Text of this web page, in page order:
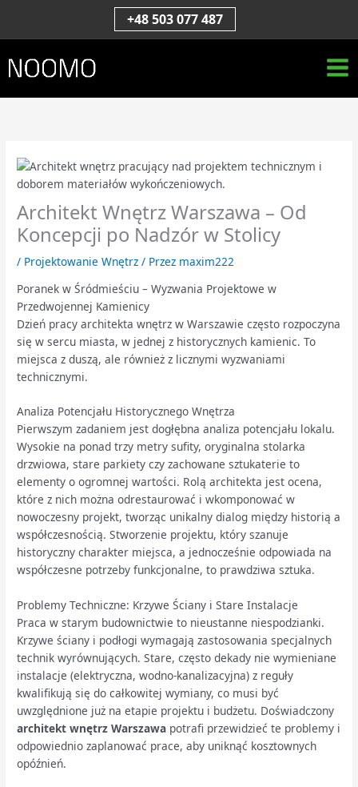
treści
+48 503 077 487
Architekt Wnętrz Warszawa – Od
Koncepcji po Nadzór w Stolicy
/ Projektowanie Wnętrz / Przez maxim222
Poranek w Śródmieściu – Wyzwania Projektowe w
Przedwojennej Kamienicy
Dzień pracy architekta wnętrz w Warszawie często rozpoczyna
się w sercu miasta, w jednej z historycznych kamienic. To
miejsca z duszą, ale również z licznymi wyzwaniami
technicznymi.
Analiza Potencjału Historycznego Wnętrza
Pierwszym zadaniem jest dogłębna analiza potencjału lokalu.
Wysokie na ponad trzy metry sufity, oryginalna stolarka
drzwiowa, stare parkiety czy zachowane sztukaterie to
elementy o ogromnej wartości. Rolą architekta jest ocena,
które z nich można odrestaurować i wkomponować w
nowoczesny projekt, tworząc unikalny dialog między historią a
współczesnością. Stworzenie projektu, który szanuje
historyczny charakter miejsca, a jednocześnie odpowiada na
współczesne potrzeby funkcjonalne, to prawdziwa sztuka.
Problemy Techniczne: Krzywe Ściany i Stare Instalacje
Praca w starym budownictwie to nieustanne niespodzianki.
Krzywe ściany i podłogi wymagają zastosowania specjalnych
technik wyrównujących. Stare, często dekady nie wymieniane
instalacje (elektryczna, wodno-kanalizacyjna) z reguły
kwalifikują się do całkowitej wymiany, co musi być
uwzględnione już na etapie projektu i budżetu. Doświadczony
architekt wnętrz Warszawa potrafi przewidzieć te problemy i
odpowiednio zaplanować prace, aby uniknąć kosztownych
opóźnień.
k
a